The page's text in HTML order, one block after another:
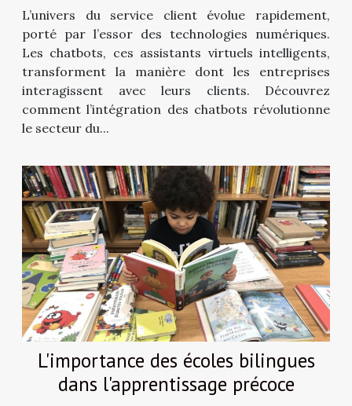
L’univers du service client évolue rapidement,
porté par l’essor des technologies numériques.
Les chatbots, ces assistants virtuels intelligents,
transforment la manière dont les entreprises
interagissent avec leurs clients. Découvrez
comment l’intégration des chatbots révolutionne
le secteur du...
L'importance des écoles bilingues
dans l'apprentissage précoce